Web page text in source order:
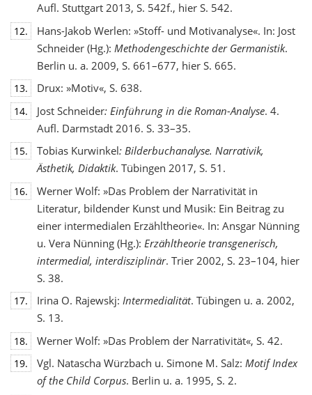
Aufl. Stuttgart 2013, S. 542f., hier S. 542.
12.
Hans-Jakob Werlen: »Stoff- und Motivanalyse«. In: Jost
Schneider (Hg.): Methodengeschichte der Germanistik.
Berlin u. a. 2009, S. 661–677, hier S. 665.
13. Drux: »Motiv«, S. 638.
14. Jost Schneider: Einführung in die Roman-Analyse. 4.
Aufl. Darmstadt 2016. S. 33–35.
15. Tobias Kurwinkel: Bilderbuchanalyse. Narrativik,
Ästhetik, Didaktik. Tübingen 2017, S. 51.
16.
Werner Wolf: »Das Problem der Narrativität in
Literatur, bildender Kunst und Musik: Ein Beitrag zu
einer intermedialen Erzähltheorie«. In: Ansgar Nünning
u. Vera Nünning (Hg.): Erzähltheorie transgenerisch,
intermedial, interdisziplinär. Trier 2002, S. 23–104, hier
S. 38.
17. Irina O. Rajewskj: Intermedialität. Tübingen u. a. 2002,
S. 13.
18. Werner Wolf: »Das Problem der Narrativität«, S. 42.
19. Vgl. Natascha Würzbach u. Simone M. Salz: Motif Index
of the Child Corpus. Berlin u. a. 1995, S. 2.